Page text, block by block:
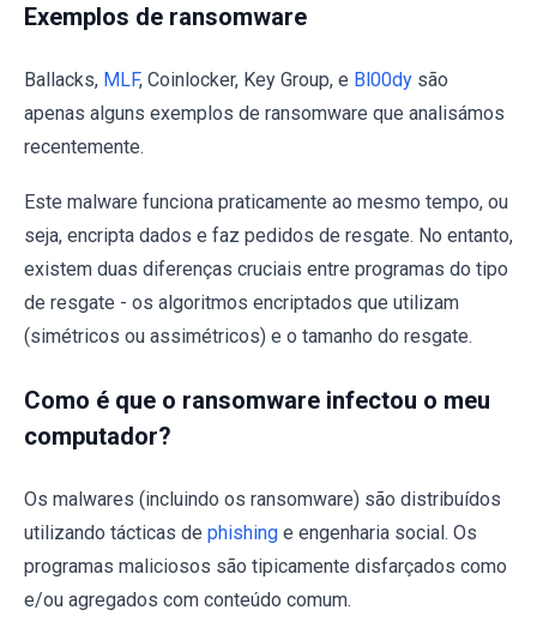
Exemplos de ransomware
Ballacks, MLF, Coinlocker, Key Group, e Bl00dy são
apenas alguns exemplos de ransomware que analisámos
recentemente.
Este malware funciona praticamente ao mesmo tempo, ou
seja, encripta dados e faz pedidos de resgate. No entanto,
existem duas diferenças cruciais entre programas do tipo
de resgate - os algoritmos encriptados que utilizam
(simétricos ou assimétricos) e o tamanho do resgate.
Como é que o ransomware infectou o meu
computador?
Os malwares (incluindo os ransomware) são distribuídos
utilizando tácticas de phishing e engenharia social. Os
programas maliciosos são tipicamente disfarçados como
e/ou agregados com conteúdo comum.